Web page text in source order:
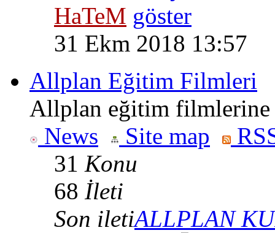
HaTeM
31 Ekm 2018 13:57
Allplan Eğitim Filmleri
Allplan eğitim filmlerine
News
Site map
31 Konu
68 İleti
Son iletiALLPLAN